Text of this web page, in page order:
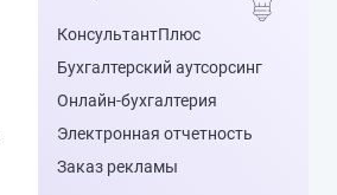
КонсультантПлюс
Бухгалтерский аутсорсинг
Онлайн-бухгалтерия
Электронная отчетность
Заказ рекламы